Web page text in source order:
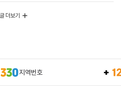
더보기
지역번호